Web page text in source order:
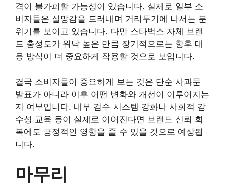
격이 불가피할 가능성이 있습니다. 실제로 일부 소
비자들은 실망감을 드러내며 거리두기에 나서는 분
위기를 보이고 있습니다. 다만 스타벅스 자체 브랜
드 충성도가 워낙 높은 만큼 장기적으로는 향후 대
응 방식이 더 중요하게 작용할 것으로 보입니다.
결국 소비자들이 중요하게 보는 것은 단순 사과문
발표가 아니라 이후 어떤 변화와 개선이 이루어지는
지 여부입니다. 내부 검수 시스템 강화나 사회적 감
수성 교육 등이 실제로 이어진다면 브랜드 신뢰 회
복에도 긍정적인 영향을 줄 수 있을 것으로 예상됩
니다.
마무리